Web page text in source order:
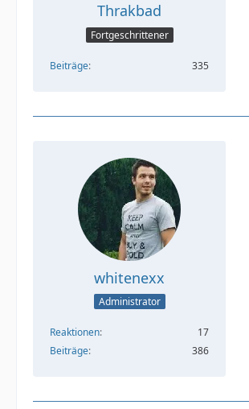
Thrakbad
Fortgeschrittener
Beiträge 335
whitenexx
Administrator
Reaktionen
17
Beiträge
386